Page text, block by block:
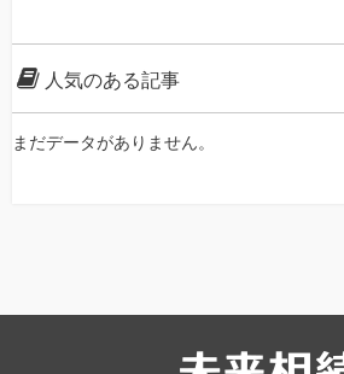
人気のある記事
まだデータがありません。